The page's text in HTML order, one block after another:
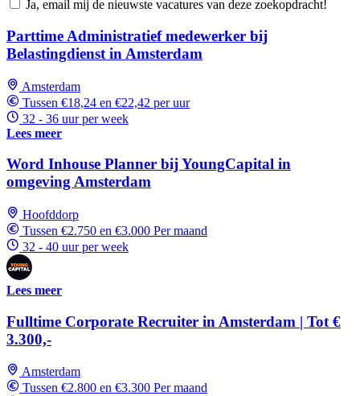
Ja, email mij de nieuwste vacatures van deze zoekopdracht!
Parttime Administratief medewerker bij
Belastingdienst in Amsterdam
Amsterdam
Tussen €18,24 en €22,42 per uur
32 - 36 uur per week
Lees meer
Word Inhouse Planner bij YoungCapital in
omgeving Amsterdam
Hoofddorp
Tussen €2.750 en €3.000 Per maand
32 - 40 uur per week
Lees meer
Fulltime Corporate Recruiter in Amsterdam | Tot €
3.300,-
Amsterdam
Tussen €2.800 en €3.300 Per maand